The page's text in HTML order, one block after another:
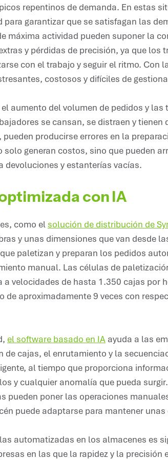
repentinos de demanda. En estas
garantizar que se satisfagan las
máxima actividad pueden suponer la
y pérdidas de precisión, ya que los
con el trabajo y seguir el ritmo. Con
costosos y difíciles de
aumento del volumen de pedidos y las
se cansan, se distraen y tienen
producirse errores en la
solo generan costos, sino que pueden
devoluciones y estanterías vacías.
con IA
como el solución de distribución de
y unas dimensiones que van desde
paletizan y preparan los pedidos
manual. Las células de
velocidades de hasta 1.350 cajas por
de aproximadamente 9 veces con
el software basado en IA ayuda a las
cajas, el enrutamiento y la
al tiempo que proporciona
y cualquier anomalía que pueda
pueden poner las operaciones
puede adaptarse para mantener
automatizadas en los almacenes es
en las que la rapidez y la precisión